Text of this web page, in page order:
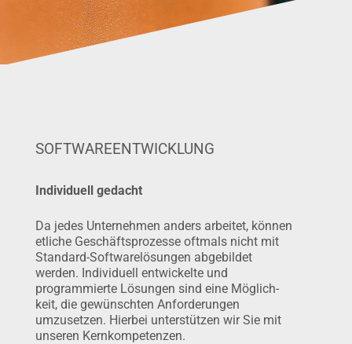
SOFTWAREENTWICKLUNG
Individuell gedacht
Da jedes Unternehmen anders arbeitet, können
etliche Geschäfts­pro­zes­se oftmals nicht mit
Standard-Softwarelösungen abgebildet
werden. Individuell entwickelte und
programmierte Lösungen sind eine Möglich­
keit, die gewünschten Anforderungen
umzusetzen. Hierbei unterstützen wir Sie mit
unseren Kernkompe­tenzen.